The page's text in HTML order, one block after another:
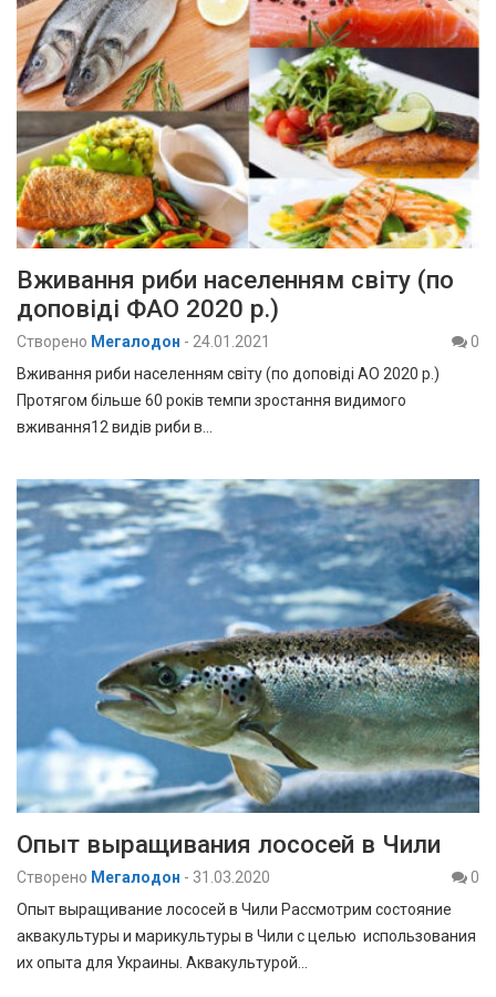
Вживання риби населенням світу (по
доповіді ФАО 2020 р.)
Створено Мегалодон - 24.01.2021
0
Вживання риби населенням світу (по доповіді АО 2020 р.)
Протягом більше 60 років темпи зростання видимого
вживання12 видів риби в…
Опыт выращивания лососей в Чили
Створено Мегалодон - 31.03.2020
0
Опыт выращивание лососей в Чили Рассмотрим состояние
аквакультуры и марикультуры в Чили с целью использования
их опыта для Украины. Аквакультурой…